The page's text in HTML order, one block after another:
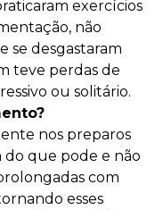
exercícios
não
se desgastaram
teve perdas de
ou solitário.
nos preparos
do que pode e não
com
esses